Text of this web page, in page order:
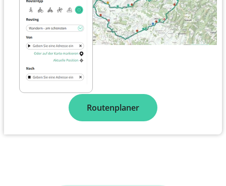
Routenplaner